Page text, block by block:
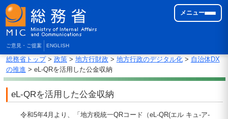
ご意見・ご提案 ENGLISH
メニュー
総務省トップ> 政策> 地方行財政 > 地方行政のデジタル化> 自治体DX
の推進 > eL-QRを活用した公金収納
eL-QRを活用した公金収納
令和5年4月より、「地方税統一QRコード（eL-QR(エル キュ-ア-